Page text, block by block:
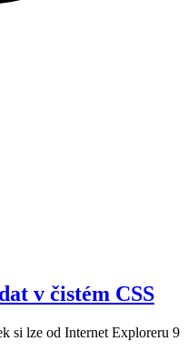
v čistém CSS
si lze od Internet Exploreru 9